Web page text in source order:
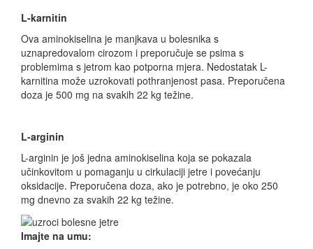
L-karnitin
Ova aminokiselina je manjkava u bolesnika s
uznapredovalom cirozom i preporučuje se psima s
problemima s jetrom kao potporna mjera. Nedostatak L-
karnitina može uzrokovati pothranjenost pasa. Preporučena
doza je 500 mg na svakih 22 kg težine.
L-arginin
L-arginin je još jedna aminokiselina koja se pokazala
učinkovitom u pomaganju u cirkulaciji jetre i povećanju
oksidacije. Preporučena doza, ako je potrebno, je oko 250
mg dnevno za svakih 22 kg težine.
Imajte na umu: